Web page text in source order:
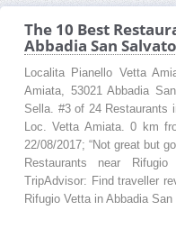
The 10 Best
Abbadia San
Localita Pianello Vetta
Amiata, 53021 Abbadia
Sella. #3 of 24 Restaurants
Loc. Vetta Amiata. 0 km
22/08/2017; “Not great but
Restaurants near
TripAdvisor: Find traveller
Rifugio Vetta in Abbadia